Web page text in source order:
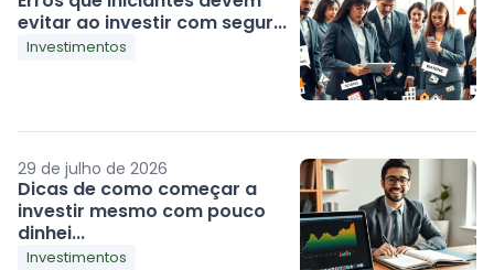
evitar ao investir com segur...
Investimentos
29 de julho de 2026
Dicas de como começar a
investir mesmo com pouco
dinhei...
Investimentos